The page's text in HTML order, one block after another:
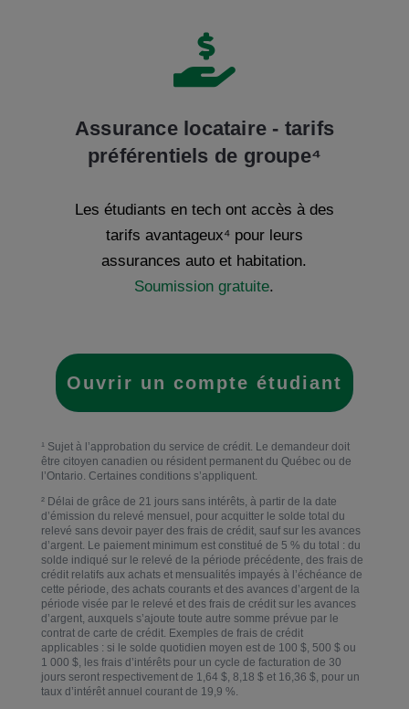

Assurance locataire - tarifs
préférentiels de groupe⁴
Les étudiants en tech ont accès à des
tarifs avantageux⁴pour leurs
assurances auto et habitation.
Soumission gratuite.
Ouvrir un compte étudiant
¹ Sujet à l’approbation du service de crédit. Le demandeur doit
être citoyen canadien ou résident permanent du Québec ou de
l’Ontario. Certaines conditions s’appliquent.
² Délai de grâce de 21 jours sans intérêts, à partir de la date
d’émission du relevé mensuel, pour acquitter le solde total du
relevé sans devoir payer des frais de crédit, sauf sur les avances
d’argent. Le paiement minimum est constitué de 5 % du total : du
solde indiqué sur le relevé de la période précédente, des frais de
crédit relatifs aux achats et mensualités impayés à l’échéance de
cette période, des achats courants et des avances d’argent de la
période visée par le relevé et des frais de crédit sur les avances
d’argent, auxquels s’ajoute toute autre somme prévue par le
contrat de carte de crédit. Exemples de frais de crédit
applicables : si le solde quotidien moyen est de 100 $, 500 $ ou
1 000 $, les frais d’intérêts pour un cycle de facturation de 30
jours seront respectivement de 1,64 $, 8,18 $ et 16,36 $, pour un
taux d’intérêt annuel courant de 19,9 %.